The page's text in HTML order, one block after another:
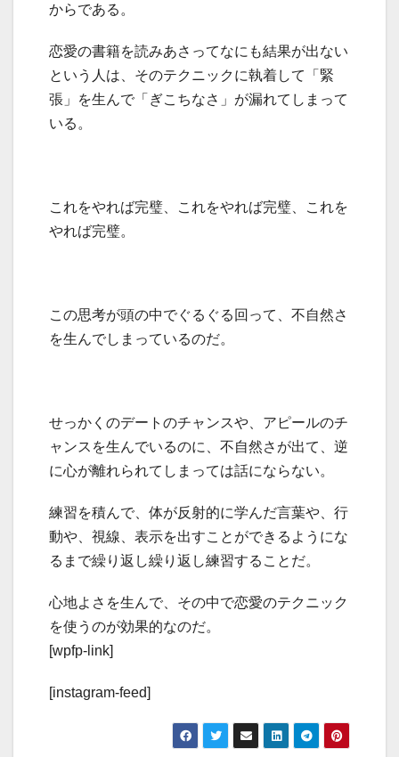
からである。
恋愛の書籍を読みあさってなにも結果が出ない
という人は、そのテクニックに執着して「緊
張」を生んで「ぎこちなさ」が漏れてしまって
いる。
これをやれば完璧、これをやれば完璧、これを
やれば完璧。
この思考が頭の中でぐるぐる回って、不自然さ
を生んでしまっているのだ。
せっかくのデートのチャンスや、アピールのチ
ャンスを生んでいるのに、不自然さが出て、逆
に心が離れられてしまっては話にならない。
練習を積んで、体が反射的に学んだ言葉や、行
動や、視線、表示を出すことができるようにな
るまで繰り返し繰り返し練習することだ。
心地よさを生んで、その中で恋愛のテクニック
を使うのが効果的なのだ。
[wpfp-link]
[instagram-feed]